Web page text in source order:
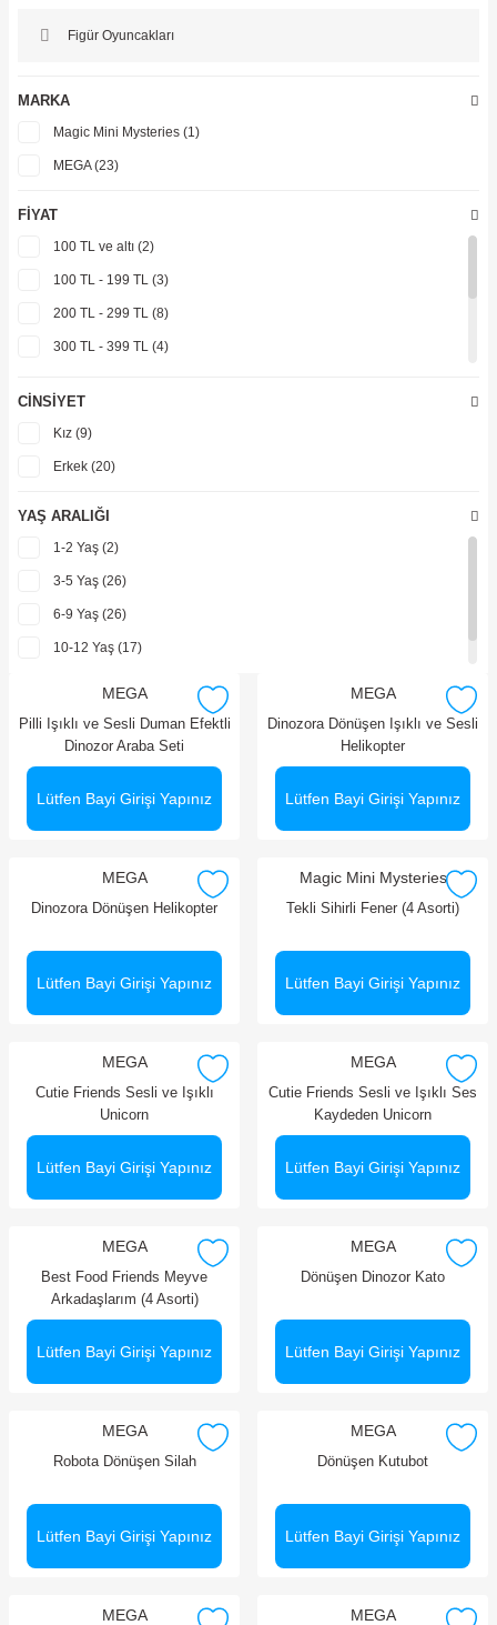
Figür Oyuncakları
MARKA
Magic Mini Mysteries (1)
MEGA (23)
FIYAT
100 TL ve altı (2)
100 TL - 199 TL (3)
200 TL - 299 TL (8)
300 TL - 399 TL (4)
CINSIYET
Kız (9)
Erkek (20)
YAŞ ARALIĞI
1-2 Yaş (2)
3-5 Yaş (26)
6-9 Yaş (26)
10-12 Yaş (17)
MEGA
Pilli Işıklı ve Sesli Duman Efektli
Dinozor Araba Seti
Lütfen Bayi Girişi Yapınız
MEGA
Dinozora Dönüşen Işıklı ve Sesli
Helikopter
Lütfen Bayi Girişi Yapınız
MEGA
Dinozora Dönüşen Helikopter
Lütfen Bayi Girişi Yapınız
Magic Mini Mysteries
Tekli Sihirli Fener (4 Asorti)
Lütfen Bayi Girişi Yapınız
MEGA
Cutie Friends Sesli ve Işıklı
Unicorn
Lütfen Bayi Girişi Yapınız
MEGA
Cutie Friends Sesli ve Işıklı Ses
Kaydeden Unicorn
Lütfen Bayi Girişi Yapınız
MEGA
Best Food Friends Meyve
Arkadaşlarım (4 Asorti)
Lütfen Bayi Girişi Yapınız
MEGA
Dönüşen Dinozor Kato
Lütfen Bayi Girişi Yapınız
MEGA
Robota Dönüşen Silah
Lütfen Bayi Girişi Yapınız
MEGA
Dönüşen Kutubot
Lütfen Bayi Girişi Yapınız
MEGA MEGA